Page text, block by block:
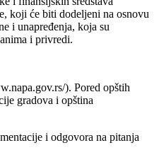
koji će biti dodeljeni na osnovu
i unapređenja, koja su
i privredi.
). Pored opštih
gradova i opština
i odgovora na pitanja